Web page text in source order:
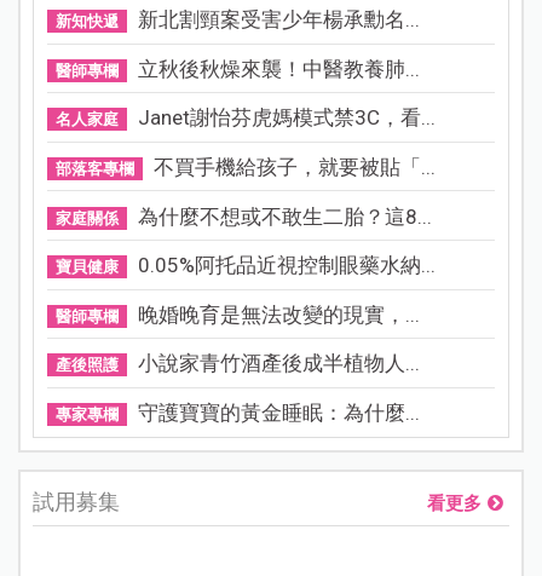
新知快遞 新北割頸案受害少年楊承勳名...
醫師專欄 立秋後秋燥來襲！中醫教養肺...
名人家庭 Janet謝怡芬虎媽模式禁3C，看...
部落客專欄 不買手機給孩子，就要被貼「...
家庭關係 為什麼不想或不敢生二胎？這8...
寶貝健康 0.05%阿托品近視控制眼藥水納...
醫師專欄 晚婚晚育是無法改變的現實，...
產後照護 小說家青竹酒產後成半植物人...
專家專欄 守護寶寶的黃金睡眠：為什麼...
試用募集 看更多